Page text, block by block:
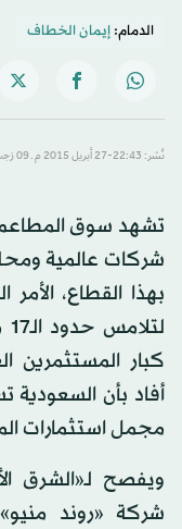
الدمام:إيمان الخطاف
نُشر: 22:43-27 أبريل 2015 م ـ 09 رَجب 1436 هـ
تشهد سوق المطاعم
شركات عالمية
بهذا القطاع،
كبار المستثمرين
مجمل استثمارات
ويفصح
شركة «روند